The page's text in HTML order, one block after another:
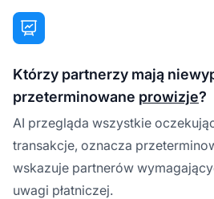
Którzy partnerzy mają
przeterminowane prowizje?
AI przegląda wszystkie
transakcje, oznacza
wskazuje partnerów
uwagi płatniczej.